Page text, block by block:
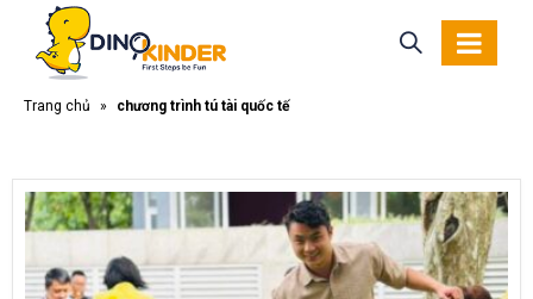
Trang chủ » chương trình tú tài quốc tế